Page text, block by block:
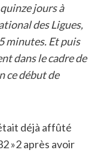
jours à
des Ligues,
minutes. Et puis
dans le cadre de
ce début de
déjà affûté
»2 après avoir